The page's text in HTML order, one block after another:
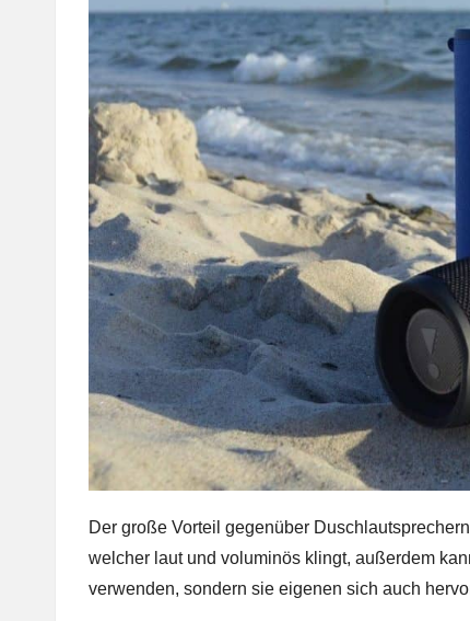
Der große Vorteil gegenüber
welcher laut und voluminös klingt, außerdem
verwenden, sondern sie eigenen sich auch